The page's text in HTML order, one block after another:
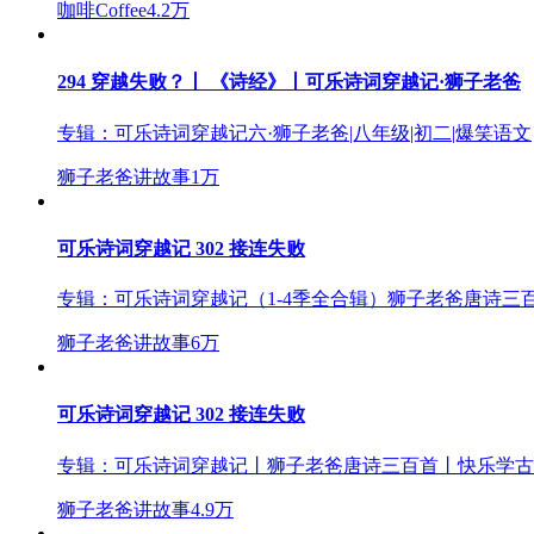
咖啡Coffee4.2万
294 穿越失败？丨 《诗经》丨可乐诗词穿越记·狮子老爸
专辑： 可乐诗词穿越记六·狮子老爸|八年级|初二|爆笑语文
狮子老爸讲故事1万
可乐诗词穿越记 302 接连失败
专辑： 可乐诗词穿越记（1-4季全合辑）狮子老爸唐诗三
狮子老爸讲故事6万
可乐诗词穿越记 302 接连失败
专辑： 可乐诗词穿越记丨狮子老爸唐诗三百首丨快乐学
狮子老爸讲故事4.9万